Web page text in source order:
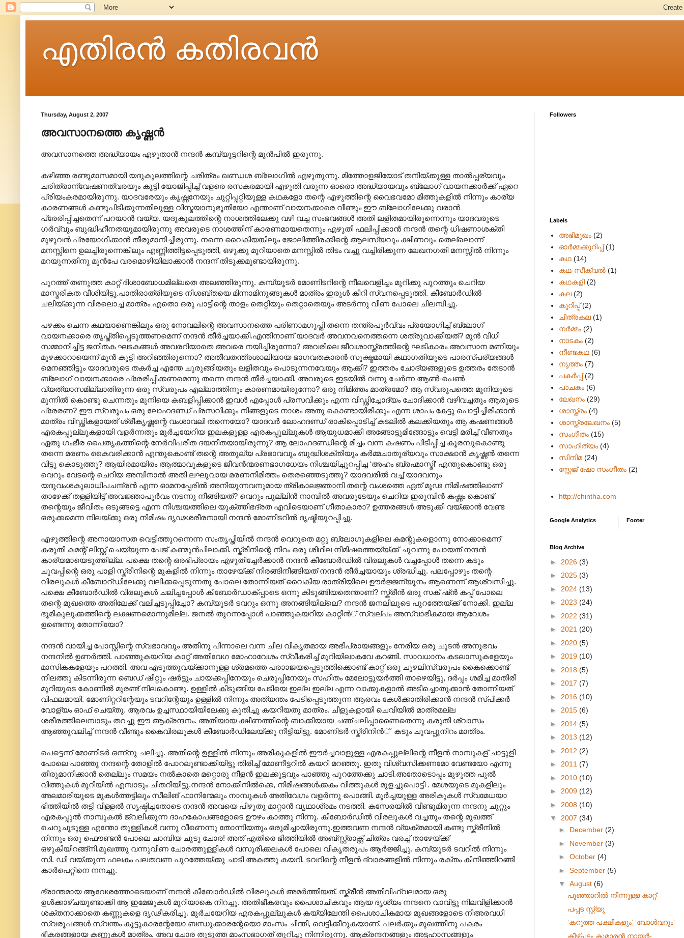
എതിരന്‍ കതിരവന്‍
Thursday, August 2, 2007
അവസാനത്തെ കൃഷ്ണന്‍
അവസാനത്തെ അദ്ധ്യായം എഴുതാന്‍ നന്ദന്‍ കമ്പ്യൂട്ടറിന്റെ മുന്‍പില്‍ ഇരുന്നു.
കഴിഞ്ഞ രണ്ടുമാസമായി യദുകുലത്തിന്റെ ചരിത്രം ഖണ്ഡശ ബ്ലോഗില്‍ എഴുതുന്നു. മിത്തോളജിയോട് തനിയ്ക്കുള്ള താല്‍പ്പര്യവും
ചരിത്രാ‍ന്വേഷണത്വരയും കൂട്ടി യോജിപ്പിച്ച് വളരെ രസകരമായി എഴുതി വരുന്ന ഓരൊ അദ്ധ്യായവും ബ്ലോഗ് വായനക്കാര്‍ക്ക് ഏറെ
പ്രിയംകരമായിരുന്നു. യാദവരേയും കൃഷ്ണനേയും ചുറ്റിപ്പറ്റിയുള്ള കഥകളോ തന്റെ എഴുത്തിന്റെ വൈഭവമോ മിത്തുകളില്‍ നിന്നും കാര്യ
കാരണങ്ങള്‍ കണ്ടുപിടിക്കുന്നതിലുള്ള വിസ്മയാ‍നുഭൂതിയോ എന്താണ് വായനക്കാരെ വീണ്ടും ഈ ബ്ലോഗിലേക്കു വരാന്‍
പ്രേരിപ്പിച്ചതെന്ന് പറയാന്‍ വയ്യ. യദുകുലത്തിന്റെ നാശത്തിലേക്കു വഴി വച്ച സംഭവങ്ങള്‍‍ അതി ലളിതമായിരുന്നെന്നും യാദവരുടെ
ഗര്‍വ്വും ബുദ്ധിഹീനതയുമായിരുന്നു അവരുടെ നാശത്തിന് കാരണമായതെന്നും എഴുതി ഫലിപ്പിക്കാന്‍ നന്ദന്‍ തന്റെ ധിഷണാശക്തി
മുഴുവന്‍ പ്രയോഗിക്കാന്‍ തീരുമാനിച്ചിരുന്നു. നന്നെ വൈകിയങ്കിലും ജോലിത്തിരക്കിന്റെ ആലസ്യവും ക്ഷീണവും തെല്ലൊന്ന്
മനസ്സിനെ ഉലച്ചിരുന്നെങ്കിലും എണ്ണിത്തിട്ടപ്പെടുത്തി, ഒഴുക്കു മുറിയാതെ മനസ്സില്‍ തിടം വച്ചു വച്ചിരിക്കുന്ന ലേഖനഗതി മനസ്സില്‍ നിന്നും
മറയുന്നതിനു മുന്‍പേ വരമൊഴിയിലാക്കാന്‍ നന്ദന് തിടുക്കമുണ്ടായിരുന്നു.
പുറത്ത് തണുത്ത കാറ്റ് ദിശാബോധമില്ലതെ അല‍ഞ്ഞിരുന്നു. കമ്പ്യൂടര്‍ മോണിടറിന്റെ നീലവെളിച്ചം മുറിക്കു പുറത്തും ചെറിയ
മാസ്മരികത വീശിയിട്ടു.പാതിരാത്രിയുടെ നിശബ്തയെ മിന്നാമിനുങ്ങുകള്‍ മാത്രം ഇരുള്‍ കീറി സ്വനപ്പെടുത്തി. കീബോര്‍ഡില്‍
ചലിയ്ക്കുന്ന വിരലൊച്ച മാത്രം എതൊ ഒരു പാട്ടിന്റെ താളം തെറ്റിയും തെറ്റാതെയും അടര്‍ന്നു വീണ പോലെ ചിലമ്പിച്ചു.
പഴക്കം ചെന്ന കഥയാണെങ്കിലും ഒരു നോവലിന്റെ അവസാനത്തെ പരിണാമഗുപ്തി തന്നെ തന്ത്രപൂര്‍വ്വം പ്രയോഗിച്ച് ബ്ലോഗ്
വായനക്കാരെ തൃപ്ത്തിപ്പെടുത്തണമെന്ന് നന്ദന്‍ തീര്‍ച്ചയാക്കി.എന്തിനാണ് യാദവര്‍ അവനവനെത്തന്നെ ശത്രുവാക്കിയത്? മുന്‍ വിധി
സമ്മാനിച്ചിട്ട ജനിതക ഘടകങ്ങള്‍ അവരറിയാതെ അവരെ നയിച്ചിരുന്നോ? അവരിലെ ജീവശാസ്ത്രത്തിന്റെ ഘടികാരം അവസാന മണിയും
മുഴക്കാറായെന്ന് മുന്‍ കൂട്ടി അറിഞ്ഞിരുന്നൊ? അതീവതന്ത്രശാലിയായ ഭാഗവതകാരന്‍ സൂക്ഷ്മമായി കഥാഗതിയുടെ പാരസ്പര്യങ്ങള്‍
മെനഞ്ഞിട്ടും യാദവരുടെ തകര്‍ച്ച എന്തേ ചുരുങ്ങിയതും ലളിതവും പൊടുന്നനവേയും ആക്കി? ഇത്തരം ചോദ്യങ്ങളുടെ ഉത്തരം തേടാന്‍
ബ്ലോഗ് വായനക്കാരെ പ്രേരിപ്പിക്കണമെന്നു തന്നെ നന്ദന്‍ തീര്‍ച്ചയാക്കി. അവരുടെ ഇടയില്‍ വന്നു ചേര്‍ന്ന ആണ്‍-പെണ്‍
വ്യത്യാസമില്ലാതിരുന്ന ഒരു സ്വരൂപം എല്ലാത്തിനും കാരണമായിരുന്നോ? ഒരു നിമിത്തം മാത്രമോ? ആ സ്വരൂപത്തെ മുനിയുടെ
മുന്നില്‍ കൊണ്ടു ചെന്നതും മുനിയെ കബളിപ്പിക്കാന്‍ ഇവള്‍ എപ്പോള്‍ പ്രസവിക്കും എന്ന വിഡ്ഢിച്ചോദ്യം ചോദിക്കാന്‍ വഴിവച്ചതും ആരുടെ
പ്രേരണ? ഈ സ്വരൂപം ഒരു ലോഹദണ്ഡ് പ്രസവിക്കും നിങ്ങളുടെ നാശം അതു കൊണ്ടായിരിക്കും എന്ന ശാപം കേട്ടു പൊട്ടിച്ചിരിക്കാന്‍
മാത്രം വിഡ്ഢികളായത് ശ്രീകൃഷ്ണന്റെ വംശാവലി തന്നെയോ? യാദവര്‍ ലോഹദണ്ഡ് രാകിപ്പൊടിച്ച് കടലില്‍ കലക്കിയതും ആ കഷണങ്ങള്‍‍
എരകപ്പുല്ലുകളായി വളര്‍ന്നതും മൂര്‍ച്ചയേറിയ ഇലകളുള്ള എരകപ്പുല്ലുകള്‍ ആയുധമാക്കി അങ്ങോട്ടുമിങ്ങോട്ടും വെട്ടി മരിച്ച് വീണതും
ഏതു ഗംഭീര പൈതൃകത്തിന്റെ നേര്‍വിപരീത ദയനീതയായിരുന്നു? ആ ലോഹദണ്ഡിന്റെ മിച്ചം വന്ന കഷണം പിടിപ്പിച്ച കൂരമ്പുകൊണ്ടു
തന്നെ മരണം കൈവരിക്കാന്‍ എന്തുകൊണ്ട് തന്റെ അതുല്യ പ്രഭാവവും ബുദ്ധിശക്തിയും കര്‍മ്മചാതുര്യവും സാക്ഷാന്‍ കൃഷ്ണന്‍ തന്നെ
വിട്ടു കൊടുത്തു? ആയിരമായിരം ആത്മാവുകളുടെ ജീവന്‍ന്മരണഭാഗധേയം നിശ്ചയിച്ചുറപ്പിച്ച ‘അഹം ബ്രഹ്മാസ്മി’‍ എന്തുകൊണ്ടു ഒരു
വെറും വേടന്റെ ചെറിയ അമ്പിനാല്‍ അതി ലഘുവായ മരണനിമിത്തം തെരഞ്ഞെടുത്തു? യാദവരില്‍ വച്ച് യാദവനും
യദുവംശകുലാധിപചന്ദ്രന്‍ എന്ന ഓമനപ്പേരില്‍ അനിയുന്നവനുമായ ത്രികാലജ്ഞാനി തന്റെ വംശത്തെ ഏത് മൂഢ നിമിഷത്തിലാണ്
താഴേക്ക് തള്ളിയിട്ട് അവജ്ഞാപൂര്‍വം നടന്നു നീങ്ങിയത്? വെറും പുല്ലിന്‍‍ നാമ്പില്‍ ‍അവരുടേയും ചെറിയ ഇരുമ്പിന്‍ കഷ്ണം കൊണ്ട്
തന്റെയും ജീവിതം ഒടുങ്ങട്ടെ എന്ന നിശ്ചയത്തിലെ യുക്ത്തിഭദ്രത എവിടെയാണ് ഗീതാകാരാ? ഉത്തരങ്ങള്‍ അടുക്കി വയ്ക്കാന്‍ വേണ്ട
ഒരുക്കമെന്ന നിലയ്ക്കു ഒരു നിമിഷം ദൃഢശരീരനായി നന്ദന്‍ മോണിടറില്‍ ദൃഷ്ടിയുറപ്പിച്ചു.
എഴുത്തിന്റെ അനായാസത വെട്ടിത്തുറന്നെന്ന സംതൃപ്തിയില്‍ നന്ദന്‍ വെറുതെ മറ്റു ബ്ലോഗുകളിലെ കമന്റുകളൊന്നു നോക്കാമെന്ന്
കരുതി കമന്റ് ലിസ്റ്റ് ചെയ്യുന്ന പേജ് കണ്മുന്‍പിലാക്കി. സ്ക്രീനിന്റെ നിറം ഒരു ശിഥില നിമിഷത്തെയ്യ്ക്ക് ചുവന്നു പോയത് നന്ദന്‍
കാര്യമായെടുത്തില്ല. പക്ഷെ തന്റെ ഒരഭിപ്രായം എഴുതിച്ചേര്‍ക്കാന്‍ നന്ദന്‍ കീബോര്‍ഡില്‍ വിരലുകള്‍ വച്ചപ്പോള്‍ തന്നെ കടും
ചുവപ്പിന്റെ ഒരു പാളി സ്ക്രീനിന്റെ‍ മുകളില്‍ നിന്നും താഴേയ്ക്ക് നിരങ്ങിനീങ്ങിയത് നന്ദന്‍ തീര്‍ച്ചയായും ശ്രദ്ധിച്ചു. പലപ്പോഴും തന്റെ
വിരലുകള്‍ കീബോറ്ഡിലേക്കു വലിക്കപ്പെടുന്നതു പോലെ തോന്നിയത് വൈകിയ രാത്രിയിലെ ഊര്‍ജ്ജന്യൂനം ആണെന്ന് ആശ്വസിച്ചു.
പക്ഷെ കീബോര്‍ഡില്‍ വിരലുകള്‍ ചലിച്ചപ്പോള്‍ കീബോര്‍ഡാക്പ്പാടെ ഒന്നു കിടുങ്ങിയതെന്താണ്? സ്ക്രീന്‍ ഒരു സക് ഷ്ന്‍ കപ്പ് പോലെ
തന്റെ മുഖത്തെ അതിലേക്ക് വലിച്ചടുപ്പിച്ചോ? കമ്പ്യൂടര്‍ ടവറും ഒന്നു അനങ്ങിയില്ലെ? നന്ദന്‍ ജനലിലൂടെ പുറത്തേയ്ക്ക് നോക്കി. ഇല്ല
ഭൂമികുലുക്കത്തിന്റെ ലക്ഷണമൊന്നുമില്ല. ജനല്‍ തുറന്നപ്പോള്‍ പാഞ്ഞുകയറിയ കാറ്റിന്‍് സ്വല്പം അസ്വാഭികമായ ആവേശം
ഉണ്ടെന്നു തോന്നിയോ?
നന്ദന്‍ വായിച്ച പോസ്റ്റിന്റെ സ്വഭാവവും അതിനു പിന്നാലെ വന്ന ചില വികൃതമായ അഭിപ്രായങ്ങളും നേരിയ ഒരു ചൂടന്‍ അനുഭവം
നന്ദനില്‍ ഉണര്‍ത്തി. പാഞ്ഞുകയറിയ കാറ്റ് അതിവേഗ മോഹാവേശം സ്വീകരിച്ച് മുറിയിലാകവേ കറങ്ങി. സാവധാനം കടലാസുകളേയും
മാസികകളേയും പറത്തി. അവ എടുത്തുവയ്ക്കാനുള്ള ശ്രമത്തെ പരാ‍ാജയപ്പെടുത്തിക്കൊണ്ട് കാറ്റ് ഒരു ചുഴലിസ്വരൂപം കൈക്കൊണ്ട്
നിലത്തു കിടന്നിരുന്ന ബെഡ് ഷീറ്റും ഷര്‍ട്ടും ചായക്കപ്പിനേയും ചെരുപ്പിനേയും സഹിതം മേലോട്ടുയര്‍ത്തി താഴെയിട്ടു, ദര്‍പ്പം ശമിച്ച മാതിരി
മുറിയുടെ കോണില്‍ മുരണ്ട് നിലകൊണ്ടു. ഉള്ളില്‍ കിടുങ്ങിയ പേടിയെ ഇല്ല ഇല്ല എന്ന വാക്കുകളാല്‍ അടിച്ചൊതുക്കാന്‍ തോന്നിയത്
വിഫലമായി. മോണിറ്ററിന്റേയും ടവറിന്റേയും ഉള്ളില്‍ നിന്നും അത്യന്തം പേടിപ്പെടുത്തുന്ന ആരവം കേള്‍ക്കാതിരിക്കാന്‍ നന്ദന്‍ സ്പീക്കര്‍
വോള്യം ഓഫ് ചെയ്തു. ആരവം ഉച്ചസ്ഥായിയിലേക്കു കുതിച്ചു കയറിയതു മാത്രം. ചീളുകളായി ചെവിയില്‍ മാത്രമല്ല
ശരീരത്തിലെമ്പാടും തറച്ചു ഈ ആക്രന്ദനം. അതിയായ ക്ഷീണത്തിന്റെ ബാക്കിയായ ചഞ്ചലിപ്പാണൈതെന്നു കരുതി ശ്വാസം
ആഞ്ഞുവലിച്ച് നന്ദന്‍ വീണ്ടും കൈവിരലുകള്‍ കീബോര്‍ഡിലേയ്ക്കു നീട്ടിയിട്ടു. മോണിടര്‍ സ്ക്രീനിന്‍് ‍ കടും ചുവപ്പുനിറം മാത്രം.
പെട്ടെന്ന് മോണിടര്‍ ഒന്ന്നു ചലിച്ചു. അതിന്റെ ഉള്ളില്‍ നിന്നും അരികുകളില്‍ ഈ‍ര്‍ച്ചവാളുള്ള എരകപ്പുല്ലിന്റെ നീളന്‍ നാമ്പുകള് ‍ചാട്ടുളി
പോലെ പാഞ്ഞു നന്ദന്റെ തോളില്‍‍ പോറലുണ്ടാക്കിയിട്ടു തിരിച്ച് മോണീട്ടറില്‍ കയറി മറഞ്ഞു. ഇതു വിശ്വസിക്കണമോ വേണ്ടയോ എന്നു
തീരുമാനിക്കാന്‍ തെല്ലും സമയം നല്‍കാതെ മറ്റൊരു നീളന്‍ ഇലക്കൂട്ടവും പാഞ്ഞു പുറത്തേക്കു ചാടി.അതോടൊപ്പം മുഴുത്ത പുല്‍
വിത്തുകള്‍ മുറിയില്‍ എമ്പാടും ചിതറിയിട്ടു.നന്ദന്‍ നോക്കിനില്‍ക്കെ, നിമിഷങ്ങള്‍ക്കകം വിത്തുകള്‍ മുളച്ചുപൊട്ടി . മേശയുടെ മുകളിലും
അലമാരിയുടെ മുകള്‍ത്തട്ടിലും സീലിങ് ഫാനിന്മേലും നാമ്പുകള്‍ അതിവേഗം വളര്‍ന്നു പൊങ്ങി. മൂര്‍ച്ചയുള്ള അരികുകള്‍ സ്വമേധയാ
ഭിത്തിയില്‍ തട്ടി വിള്ളല്‍ സൃഷ്ടിച്ചതോടെ നന്ദന്‍ അവയെ പിഴുതു മാറ്റാന്‍ വൃഥാശ്രമം നടത്തി. കസേരയില്‍ വീണ്ടുമിരുന്ന നന്ദനു ചുറ്റും
എരകപ്പുല്‍ നാമ്പുകല്‍ ജ്വലിക്കുന്ന ദാഹകോപങ്ങളോടെ ഊഴം കാത്തു നിന്നു. കീബോര്‍ഡില്‍ വിരലുകള്‍ വച്ചതും തന്റെ മുഖത്ത്
ചെറുചൂടുള്ള എന്തോ തുള്ളികള്‍ വന്നു വീണെന്നു തോന്നിയതും ഒരുമിച്ചായിരുന്നു.ഇത്തവണ നന്ദന്‍ വ്യക്തമായി കണ്ടു സ്ക്രീനില്‍
നിന്നും ഒരു ഫൌണ്ടന്‍ പോലെ ചാമ്പിയ ചുടു ചോര! അത് എതിരെ ഭിത്തിയില്‍ അബ്സ്റ്റ്രാക്റ്റ് ചിത്രം വരച്ച് താഴേയ്ക്ക്
ഒഴുകിയിറങ്ങ്നി.മുഖത്തു വന്നുവീണ ചോരത്തുള്ളികള്‍ വസൂരിക്കലകള്‍ പോലെ വികൃതരൂപം ആ‍ര്‍ജ്ജിച്ചു. കമ്പ്യൂടര്‍ ടവറില്‍ നിന്നും
സി. ഡി വയ്ക്കുന്ന ഫലകം പലതവണ പുറത്തേയ്ക്കു ചാടി അകത്തു കയറി. ടവറിന്റെ നീളന്‍ ദ്വാരങ്ങളില്‍ നിന്നും രക്തം കിനിഞ്ഞിറങ്ങി
കാര്‍പെറ്റിനെ നനച്ചു.
ഭ്രാന്തമായ ആവേശത്തോടെയാണ് നന്ദന്‍ കീബോര്‍ഡില്‍ വിരലുകള്‍‍ അമര്‍ത്തിയത്. സ്ക്രീന്‍ അതിവിഹ്വലമായ ഒരു
ഉള്‍ക്കാഴ്ചയുണ്ടാക്കി ആ ഇമേജുകള്‍ മുറിയാകെ നിറച്ചു. അതിഭീകരവും പൈശാചികവും ആയ ദൃശ്യം നന്ദനെ വാവിട്ടു നിലവിളിക്കാന്‍
ശക്തനാക്കാതെ കണ്ണുകളെ ദൃഢീകരിച്ചു. മൂര്‍ചയേറിയ എരകപ്പുല്ലുകള്‍ കയ്യിലേന്തി പൈശാചികമായ മുഖങ്ങളോടെ നിഅരവധി
സ്വരൂപങ്ങള്‍ സ്വന്തം കൂട്ടുകാരന്റേയോ ബന്ധുക്കാരന്റേയൊ മാംസം ചീന്തി‍, വെട്ടിക്കീറുകയാണ്. പലര്‍ക്കും മുഖത്തിനു പകരം
ഭീകരങ്ങളായ കണ്ണൂകള്‍ മാത്രം. അവ ചോര തുടുത്ത മാംസഭാഗത് തുറിച്ചു നിന്നിരുന്നു. ആക്രന്ദനങ്ങളും അട്ടഹാസങ്ങളും
Followers
Labels
അഭിമുഖം (2)
ഓർമ്മക്കുറിപ്പ് (1)
കഥ (14)
കഥ-സീക്വല്‍ (1)
കഥകളി (2)
കല (2)
കുറിപ്പ് (2)
ചിത്രകല (1)
നർമ്മം (2)
നാടകം (2)
നീണ്ടകഥ (6)
നൃത്തം (7)
പകര്‍പ്പ് (2)
പാചകം (6)
ലേഖനം (29)
ശാസ്ത്രം (4)
ശാസ്ത്രലേഖനം (5)
സംഗീതം (15)
സാഹിത്യം (4)
സിനിമ (24)
സ്റ്റേജ് ഷോ സംഗീതം (2)
http://chintha.com
Google Analytics Footer
Blog Archive
► 2026 (3)
► 2025 (3)
► 2024 (13)
► 2023 (24)
► 2022 (31)
► 2021 (20)
► 2020 (5)
► 2019 (10)
► 2018 (5)
► 2017 (7)
► 2016 (10)
► 2015 (6)
► 2014 (5)
► 2013 (12)
► 2012 (2)
► 2011 (7)
► 2010 (10)
► 2009 (12)
► 2008 (10)
▼ 2007 (34)
► December (2)
► November (3)
► October (4)
► September (5)
▼ August (6)
പൂഞ്ഞാറില്‍ നിന്നുള്ള കാറ്റ്
പപ്പട സ്റ്റ്യൂ
‘കറുത്ത പക്ഷികളും’ ‘വോള്‍വറും’
കീഴ്പ്പടം കുമാരന്‍ നായര്‍-